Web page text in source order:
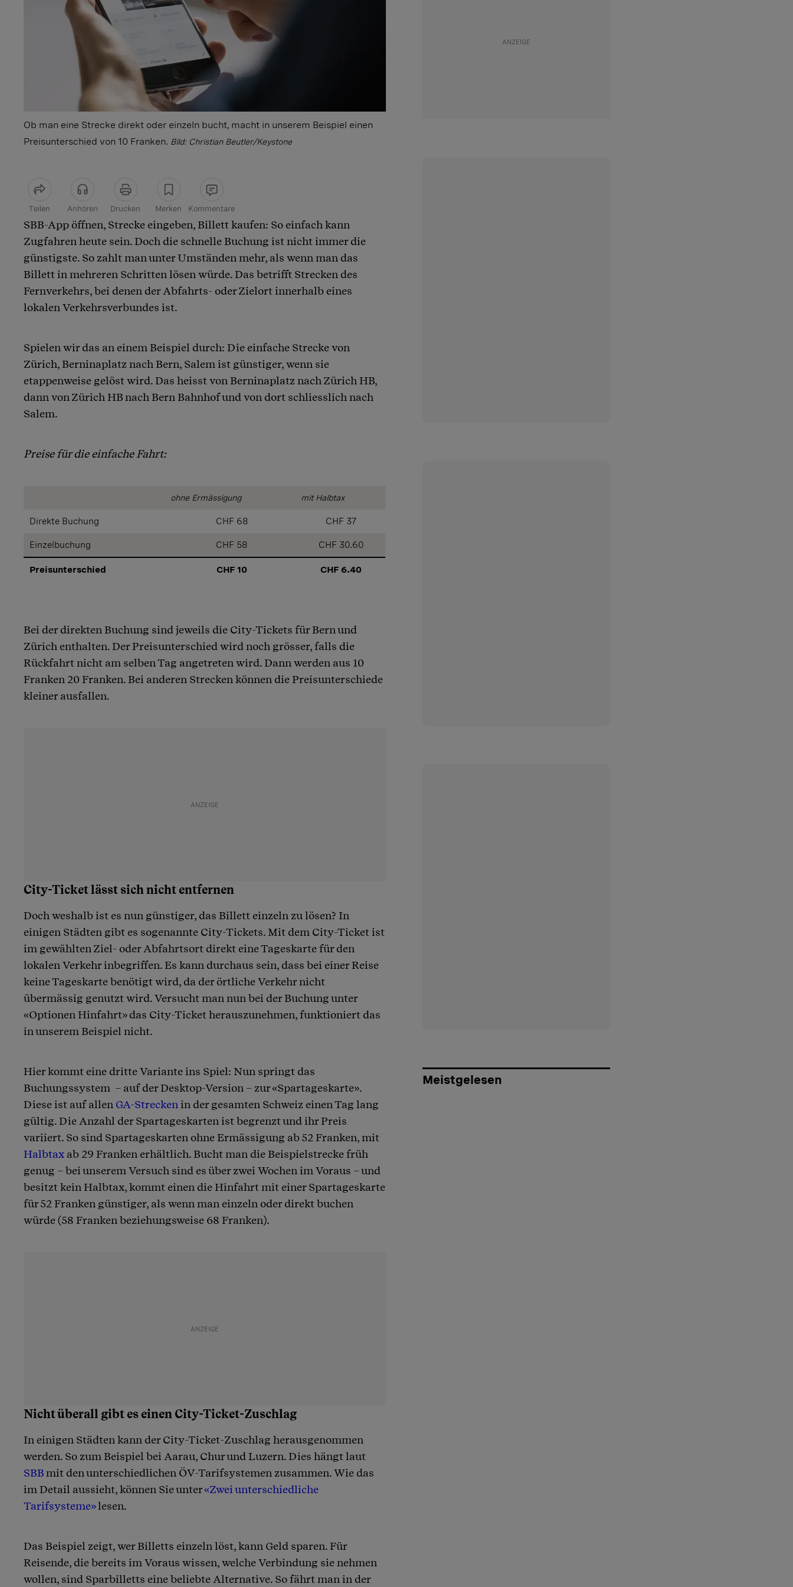
Ob man eine Strecke direkt oder einzeln bucht, macht in unserem Beispiel einen
Preisunterschied von 10 Franken. Bild: Christian Beutler/Keystone
Teilen Anhören Drucken Merken Kommentare
Artikel teilen
SBB-App öffnen, Strecke eingeben, Billett kaufen: So einfach kann
Zugfahren heute sein. Doch die schnelle Buchung ist nicht immer die
günstigste. So zahlt man unter Umständen mehr, als wenn man das
Billett in mehreren Schritten lösen würde. Das betrifft Strecken des
Fernverkehrs, bei denen der Abfahrts- oder Zielort innerhalb eines
lokalen Verkehrsverbundes ist.
Spielen wir das an einem Beispiel durch: Die einfache Strecke von
Zürich, Berninaplatz nach Bern, Salem ist günstiger, wenn sie
etappenweise gelöst wird. Das heisst von Berninaplatz nach Zürich HB,
dann von Zürich HB nach Bern Bahnhof und von dort schliesslich nach
Salem.
Preise für die einfache Fahrt:
ohne Ermässigung mit Halbtax
Direkte Buchung CHF 68 CHF 37
Einzelbuchung CHF 58 CHF 30.60
Preisunterschied CHF 10 CHF 6.40
Bei der direkten Buchung sind jeweils die City-Tickets für Bern und
Zürich enthalten. Der Preisunterschied wird noch grösser, falls die
Rückfahrt nicht am selben Tag angetreten wird. Dann werden aus 10
Franken 20 Franken. Bei anderen Strecken können die Preisunterschiede
kleiner ausfallen.
City-Ticket lässt sich nicht entfernen
Doch weshalb ist es nun günstiger, das Billett einzeln zu lösen? In
einigen Städten gibt es sogenannte City-Tickets. Mit dem City-Ticket ist
im gewählten Ziel- oder Abfahrtsort direkt eine Tageskarte für den
lokalen Verkehr inbegriffen. Es kann durchaus sein, dass bei einer Reise
keine Tageskarte benötigt wird, da der örtliche Verkehr nicht
übermässig genutzt wird. Versucht man nun bei der Buchung unter
«Optionen Hinfahrt» das City-Ticket herauszunehmen, funktioniert das
in unserem Beispiel nicht.
Hier kommt eine dritte Variante ins Spiel: Nun springt das
Buchungssystem – auf der Desktop-Version – zur «Spartageskarte».
Diese ist auf allen GA-Strecken in der gesamten Schweiz einen Tag lang
gültig. Die Anzahl der Spartageskarten ist begrenzt und ihr Preis
variiert. So sind Spartageskarten ohne Ermässigung ab 52 Franken, mit
Halbtax ab 29 Franken erhältlich. Bucht man die Beispielstrecke früh
genug – bei unserem Versuch sind es über zwei Wochen im Voraus – und
besitzt kein Halbtax, kommt einen die Hinfahrt mit einer Spartageskarte
für 52 Franken günstiger, als wenn man einzeln oder direkt buchen
würde (58 Franken beziehungsweise 68 Franken).
Nicht überall gibt es einen City-Ticket-Zuschlag
In einigen Städten kann der City-Ticket-Zuschlag herausgenommen
werden. So zum Beispiel bei Aarau, Chur und Luzern. Dies hängt laut
SBBmit den unterschiedlichen ÖV-Tarifsystemen zusammen. Wie das
im Detail aussieht, können Sie unter«Zwei unterschiedliche
Tarifsysteme»lesen.
Das Beispiel zeigt, wer Billetts einzeln löst, kann Geld sparen. Für
Reisende, die bereits im Voraus wissen, welche Verbindung sie nehmen
wollen, sind Sparbilletts eine beliebte Alternative. So fährt man in der
Meistgelesen